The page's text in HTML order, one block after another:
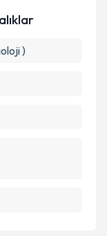
)